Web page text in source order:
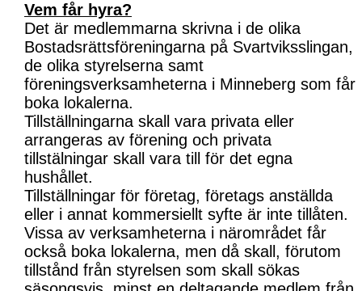
Vem får hyra?
Det är medlemmarna skrivna i de olika
Bostadsrättsföreningarna på Svartviksslingan,
de olika styrelserna samt
föreningsverksamheterna i Minneberg som får
boka lokalerna.
Tillställningarna skall vara privata eller
arrangeras av förening och privata
tillstälningar skall vara till för det egna
hushållet.
Tillställningar för företag, företags anställda
eller i annat kommersiellt syfte är inte tillåten.
Vissa av verksamheterna i närområdet får
också boka lokalerna, men då skall, förutom
tillstånd från styrelsen som skall sökas